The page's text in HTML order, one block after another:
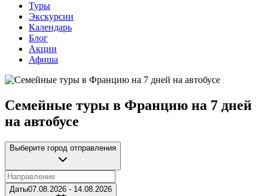
Туры
Экскурсии
Календарь
Блог
Акции
Афиша
Семейные туры в Францию на 7 дней
на автобусе
Выберите город отправления
Даты07.08.2026 - 14.08.2026